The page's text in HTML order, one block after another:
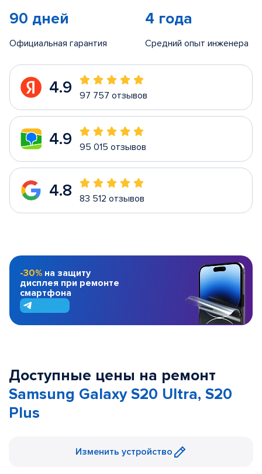
90 дней
Официальная гарантия
4 года
Средний опыт инженера
4.9 97 757 отзывов
4.9 95 015 отзывов
4.8 83 512 отзывов
-30% на защиту
дисплея при ремонте
смартфона
Доступные цены на ремонт
Samsung Galaxy S20 Ultra, S20
Plus
Изменить устройство